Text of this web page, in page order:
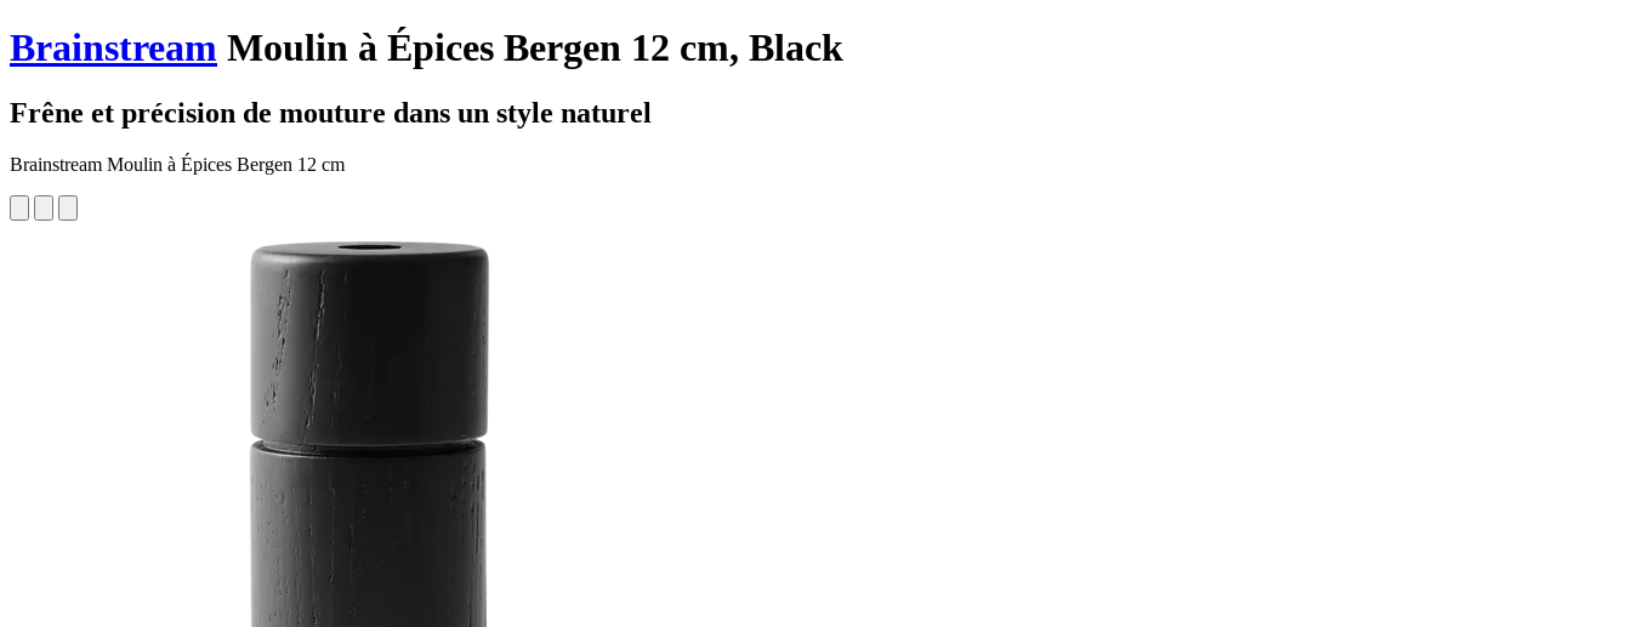
Brainstream Moulin à Épices Bergen 12 cm, Black
Frêne et précision de mouture dans un style naturel
Brainstream Moulin à Épices Bergen 12 cm